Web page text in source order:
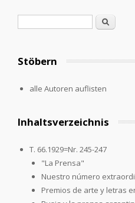
Suche
Stöbern
alle Autoren auflisten
Inhaltsverzeichnis
T. 66.1929=Nr. 245-247
"La Prensa"
Nuestro número
Premios de arte y letras